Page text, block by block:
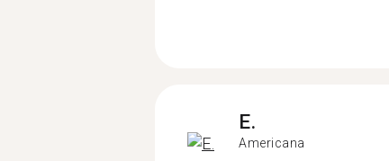
E.
Americana